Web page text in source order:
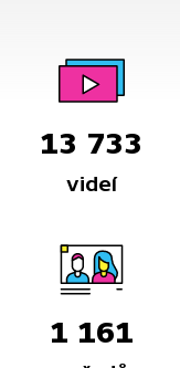
13 733
videí
1 161